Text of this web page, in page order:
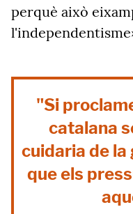
perquè això
"Si
catalana
cuidaria de la
que els